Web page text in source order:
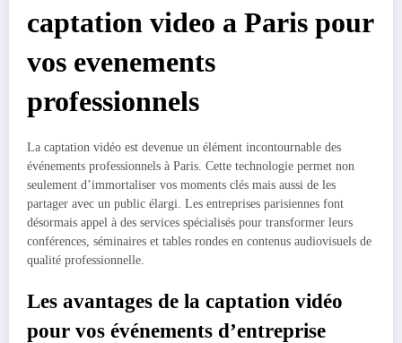
captation video a Paris pour
vos evenements
professionnels
La captation vidéo est devenue un élément incontournable des
événements professionnels à Paris. Cette technologie permet non
seulement d’immortaliser vos moments clés mais aussi de les
partager avec un public élargi. Les entreprises parisiennes font
désormais appel à des services spécialisés pour transformer leurs
conférences, séminaires et tables rondes en contenus audiovisuels de
qualité professionnelle.
Les avantages de la captation vidéo
pour vos événements d’entreprise